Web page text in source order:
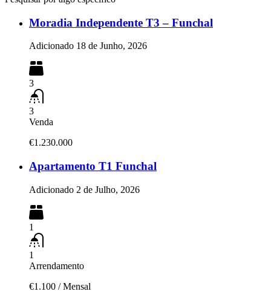
Moradia Independente T3 – Funchal
Adicionado 18 de Junho, 2026
3
3
Venda
€1.230.000
Apartamento T1 Funchal
Adicionado 2 de Julho, 2026
1
1
Arrendamento
€1.100 / Mensal